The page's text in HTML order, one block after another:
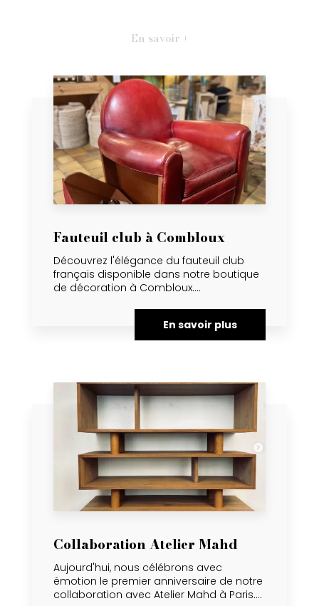
En savoir +
Fauteuil club à Combloux
Découvrez l'élégance du fauteuil club
français disponible dans notre boutique
de décoration à Combloux....
En savoir plus
Collaboration Atelier Mahd
Aujourd'hui, nous célébrons avec
émotion le premier anniversaire de notre
collaboration avec Atelier Mahd à Paris....